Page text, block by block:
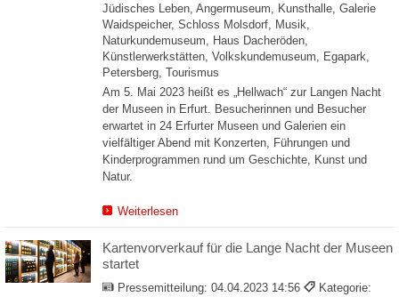
Jüdisches Leben, Angermuseum, Kunsthalle, Galerie
Waidspeicher, Schloss Molsdorf, Musik,
Naturkundemuseum, Haus Dacheröden,
Künstlerwerkstätten, Volkskundemuseum, Egapark,
Petersberg, Tourismus
Am 5. Mai 2023 heißt es „Hellwach“ zur Langen Nacht
der Museen in Erfurt. Besucherinnen und Besucher
erwartet in 24 Erfurter Museen und Galerien ein
vielfältiger Abend mit Konzerten, Führungen und
Kinderprogrammen rund um Geschichte, Kunst und
Natur.
Weiterlesen
Kartenvorverkauf für die Lange Nacht der Museen
startet
Pressemitteilung: 04.04.2023 14:56
Kategorie: